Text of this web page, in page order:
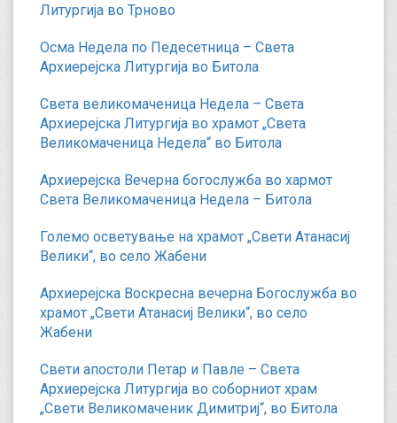
Литургија во Трново
Осма Недела по Педесетница – Света
Архиерејска Литургија во Битола
Света великомаченица Недела – Света
Архиерејска Литургија во храмот „Света
Великомаченица Недела“ во Битола
Архиерејска Вечерна богослужба во хармот
Света Великомаченица Недела – Битола
Големо осветување на храмот „Свети Атанасиј
Велики“, во село Жабени
Архиерејска Воскресна вечерна Богослужба во
храмот „Свети Атанасиј Велики“, во село
Жабени
Свети апостоли Петар и Павле – Света
Архиерејска Литургија во соборниот храм
„Свети Великомаченик Димитриј“, во Битола